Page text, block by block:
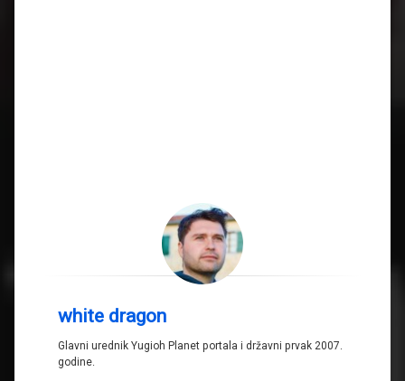
white dragon
Glavni urednik Yugioh Planet portala i državni prvak 2007.
godine.